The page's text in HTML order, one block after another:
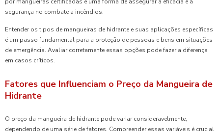
segurança no combate a incêndios.
Entender os tipos de mangueiras de hidrante e suas aplicações específicas
é um passo fundamental para a proteção de pessoas e bens em situações
de emergência. Avaliar corretamente essas opções pode fazer a diferença
em casos críticos.
Fatores que Influenciam o Preço da Mangueira de
Hidrante
O preço da mangueira de hidrante pode variar consideravelmente,
dependendo de uma série de fatores. Compreender essas variáveis é crucial